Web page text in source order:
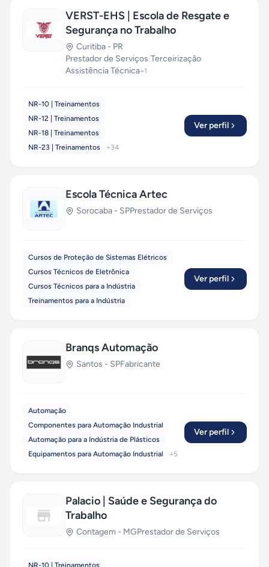
VERST-EHS | Escola de Resgate e
Segurança no Trabalho
Curitiba - PR
Prestador de Serviços·Terceirização·
Assistência Técnica+1
NR-10 | Treinamentos
NR-12 | Treinamentos
NR-18 | Treinamentos
NR-23 | Treinamentos
+34
Ver perfil
Escola Técnica Artec
Sorocaba - SPPrestador de Serviços
Cursos de Proteção de Sistemas Elétricos
Cursos Técnicos de Eletrônica
Cursos Técnicos para a Indústria
Treinamentos para a Indústria
Ver perfil
Branqs Automação
Santos - SPFabricante
Automação
Componentes para Automação Industrial
Automação para a Indústria de Plásticos
Equipamentos para Automação Industrial
+5
Ver perfil
Palacio | Saúde e Segurança do
Trabalho
Contagem - MGPrestador de Serviços
NR-10 | Treinamentos